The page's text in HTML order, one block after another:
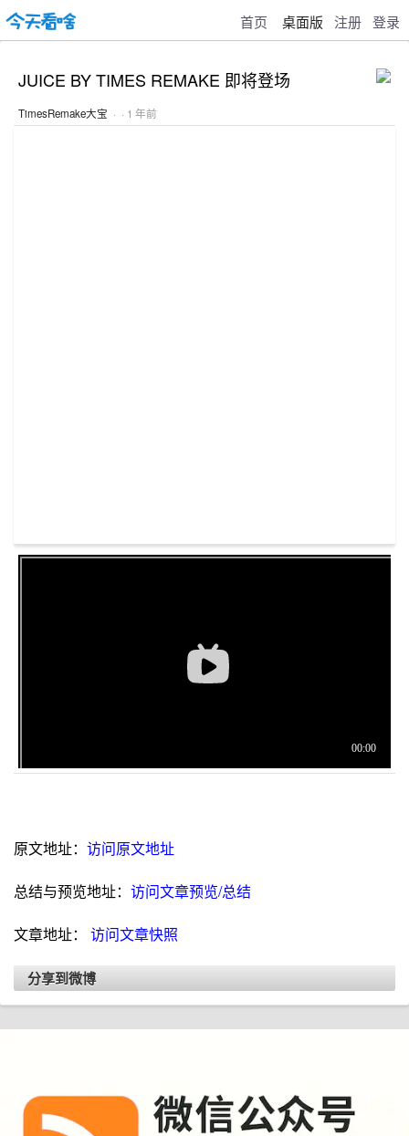
首页 桌面版 注册 登录
JUICE BY TIMES REMAKE 即将登场
TimesRemake大宝 · · 1 年前
原文地址： 访问原文地址
总结与预览地址： 访问文章预览/总结
文章地址： 访问文章快照
分享到微博